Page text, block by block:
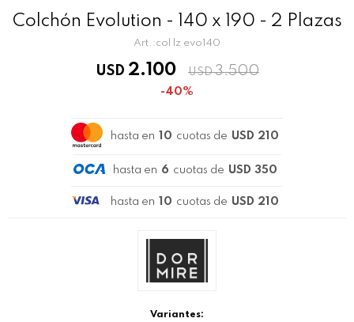
Colchón Evolution - 140 x 190 - 2 Plazas
col lz evo140
USD 2.100 USD 3.500
40
hasta en 10 cuotas de USD 210
hasta en 6 cuotas de USD 350
hasta en 10 cuotas de USD 210
Variantes: